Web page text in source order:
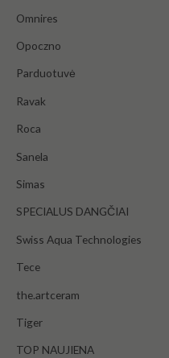
Omnires
Opoczno
Parduotuvė
Ravak
Roca
Sanela
Simas
SPECIALUS DANGČIAI
Swiss Aqua Technologies
Tece
the.artceram
Tiger
TOP NAUJIENA